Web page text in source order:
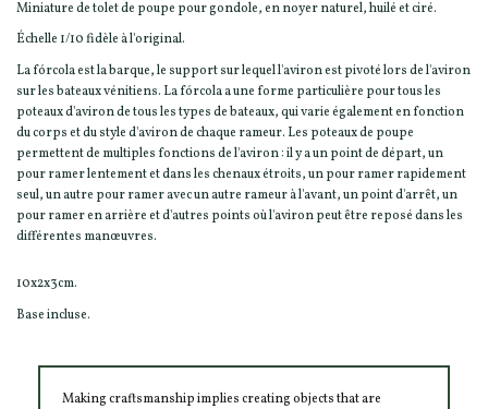
Miniature de tolet de poupe pour gondole, en noyer naturel, huilé et ciré.
Échelle 1/10 fidèle à l'original.
La fórcola est la barque, le support sur lequel l'aviron est pivoté lors de l'aviron
sur les bateaux vénitiens. La fórcola a une forme particulière pour tous les
poteaux d'aviron de tous les types de bateaux, qui varie également en fonction
du corps et du style d'aviron de chaque rameur. Les poteaux de poupe
permettent de multiples fonctions de l'aviron : il y a un point de départ, un
pour ramer lentement et dans les chenaux étroits, un pour ramer rapidement
seul, un autre pour ramer avec un autre rameur à l'avant, un point d'arrêt, un
pour ramer en arrière et d'autres points où l'aviron peut être reposé dans les
différentes manœuvres.
10x2x3cm.
Base incluse.
Making craftsmanship implies creating objects that are